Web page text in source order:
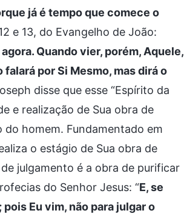
já é tempo que comece o
e 13, do Evangelho de João:
Quando vier, porém, Aquele,
por Si Mesmo, mas dirá o
disse que esse “Espírito da
e realização de Sua obra de
homem. Fundamentado em
o estágio de Sua obra de
julgamento é a obra de purificar
do Senhor Jesus: “E, se
Eu vim, não para julgar o